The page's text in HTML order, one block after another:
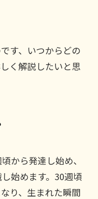
す、いつからどの
く解説したいと思
から発達し始め、
始めます。30週頃
り、生まれた瞬間